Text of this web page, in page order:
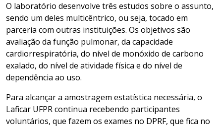
O laboratório desenvolve três estudos sobre o assunto,
sendo um deles multicêntrico, ou seja, tocado em
parceria com outras instituições. Os objetivos são
avaliação da função pulmonar, da capacidade
cardiorrespiratória, do nível de monóxido de carbono
exalado, do nível de atividade física e do nível de
dependência ao uso.
Para alcançar a amostragem estatística necessária, o
Laficar UFPR continua recebendo participantes
voluntários, que fazem os exames no DPRF, que fica no